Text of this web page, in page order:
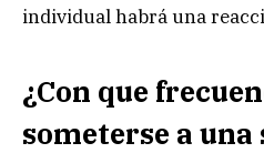
individual habrá una
¿Con que
someterse a una